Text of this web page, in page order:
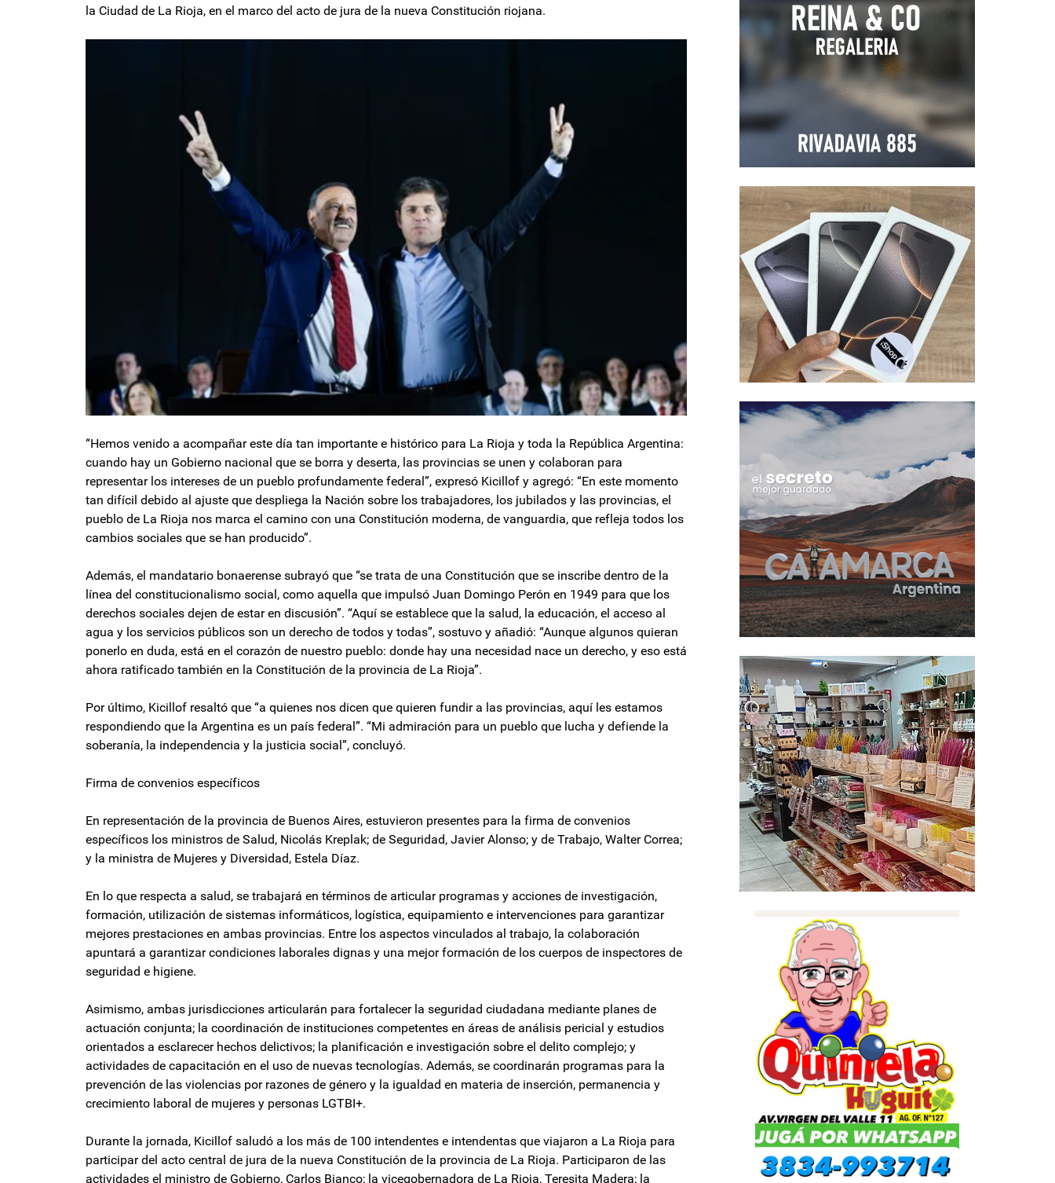
la Ciudad de La Rioja, en el marco del acto de jura de la nueva Constitución riojana.
“Hemos venido a acompañar este día tan importante e histórico para La Rioja y toda la República Argentina:
cuando hay un Gobierno nacional que se borra y deserta, las provincias se unen y colaboran para
representar los intereses de un pueblo profundamente federal”, expresó Kicillof y agregó: “En este momento
tan difícil debido al ajuste que despliega la Nación sobre los trabajadores, los jubilados y las provincias, el
pueblo de La Rioja nos marca el camino con una Constitución moderna, de vanguardia, que refleja todos los
cambios sociales que se han producido”.
Además, el mandatario bonaerense subrayó que “se trata de una Constitución que se inscribe dentro de la
línea del constitucionalismo social, como aquella que impulsó Juan Domingo Perón en 1949 para que los
derechos sociales dejen de estar en discusión”. “Aquí se establece que la salud, la educación, el acceso al
agua y los servicios públicos son un derecho de todos y todas”, sostuvo y añadió: “Aunque algunos quieran
ponerlo en duda, está en el corazón de nuestro pueblo: donde hay una necesidad nace un derecho, y eso está
ahora ratificado también en la Constitución de la provincia de La Rioja”.
Por último, Kicillof resaltó que “a quienes nos dicen que quieren fundir a las provincias, aquí les estamos
respondiendo que la Argentina es un país federal”. “Mi admiración para un pueblo que lucha y defiende la
soberanía, la independencia y la justicia social”, concluyó.
Firma de convenios específicos
En representación de la provincia de Buenos Aires, estuvieron presentes para la firma de convenios
específicos los ministros de Salud, Nicolás Kreplak; de Seguridad, Javier Alonso; y de Trabajo, Walter Correa;
y la ministra de Mujeres y Diversidad, Estela Díaz.
En lo que respecta a salud, se trabajará en términos de articular programas y acciones de investigación,
formación, utilización de sistemas informáticos, logística, equipamiento e intervenciones para garantizar
mejores prestaciones en ambas provincias. Entre los aspectos vinculados al trabajo, la colaboración
apuntará a garantizar condiciones laborales dignas y una mejor formación de los cuerpos de inspectores de
seguridad e higiene.
Asimismo, ambas jurisdicciones articularán para fortalecer la seguridad ciudadana mediante planes de
actuación conjunta; la coordinación de instituciones competentes en áreas de análisis pericial y estudios
orientados a esclarecer hechos delictivos; la planificación e investigación sobre el delito complejo; y
actividades de capacitación en el uso de nuevas tecnologías. Además, se coordinarán programas para la
prevención de las violencias por razones de género y la igualdad en materia de inserción, permanencia y
crecimiento laboral de mujeres y personas LGTBI+.
Durante la jornada, Kicillof saludó a los más de 100 intendentes e intendentas que viajaron a La Rioja para
participar del acto central de jura de la nueva Constitución de la provincia de La Rioja. Participaron de las
actividades el ministro de Gobierno, Carlos Bianco; la vicegobernadora de La Rioja, Teresita Madera; la